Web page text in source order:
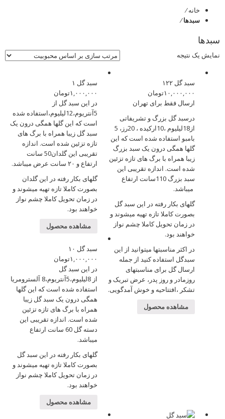
خانه⁄
سبدها⁄
سبدها
نمایش یک نتیجه
سبد گل ۱۲۲
۱۰,۰۰۰,۰۰۰تومان
ارسال فقط برای تهران
درسبد گل بزرگ و تشریفاتی
از18لیلیوم ،10ارکیده ، 20رز، 5
بامبو استفاده شده است که این
گلها همگی درون یک سبد بزرگ
زیبا همراه با برگ های تازه تزئین
شده است. اندازه تقریبی این
سبد بزرگ 110سانت ارتفاع
میباشد.
گلهای بکار رفته در این سبد گل
بصورت کاملا تازه تهیه میشوند و
در زمان تحویل کاملا چشم نواز
خواهند بود.
در اکثر مناسبتها میتوانید از این
سبدگل استفاده کنید از جمله
ارسال گل برای مناسبتهای
روزمادر و روز پدر، عرض تبریک و
تشکر ،افتتاحیه و خوش آمدگویی.
مشاهده محصول
سبد گل ۱
۱,۰۰۰,۰۰۰تومان
در این سبد گل از
5آنتریوم،12لیلیوم،استفاده شده
است که این گلها همگی درون یک
سبد گل زیبا همراه با برگ های
تازه تزئین شده است. اندازه
تقریبی این گلدان50 سانت
ارتفاع و ۲۰ سانت عرض میباشد.
گلهای بکار رفته در این گلدان
بصورت کاملا تازه تهیه میشوند و
در زمان تحویل کاملا چشم نواز
خواهند بود.
مشاهده محصول
سبد گل ۱۰
۱,۰۰۰,۰۰۰تومان
در این سبد گل
از 8لیلیوم،5آنتریوم،8 آلسترومریا
استفاده شده است که این گلها
همگی درون یک سبد گل زیبا
همراه با برگ های تازه تزئین
شده است. اندازه تقریبی این
دسته گل 60 سانت ارتفاع
میباشد.
گلهای بکار رفته در این سبد گل
بصورت کاملا تازه تهیه میشوند و
در زمان تحویل کاملا چشم نواز
خواهند بود.
مشاهده محصول